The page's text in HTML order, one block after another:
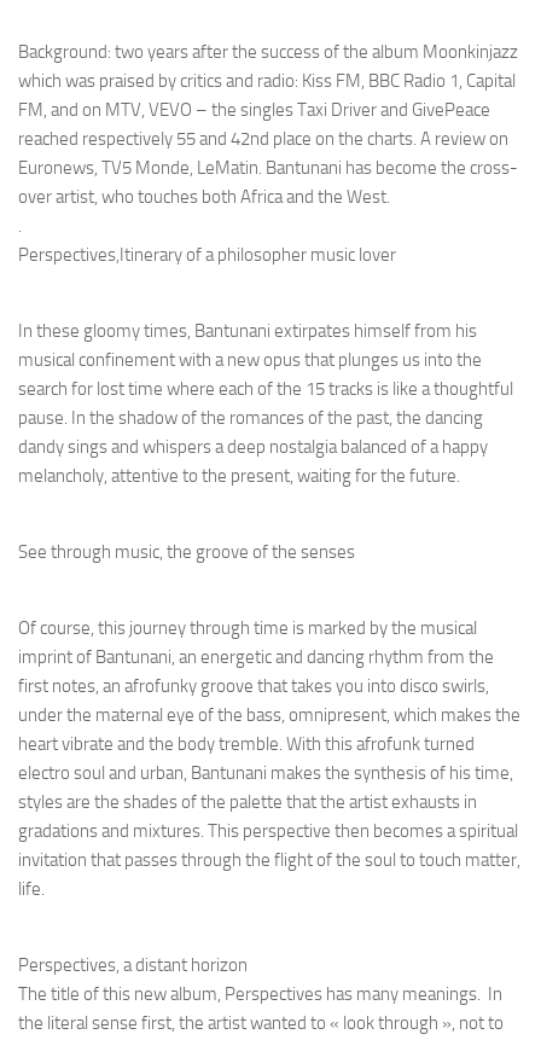
Background: two years after the success of the album Moonkinjazz
which was praised by critics and radio: Kiss FM, BBC Radio 1, Capital
FM, and on MTV, VEVO – the singles Taxi Driver and GivePeace
reached respectively 55 and 42nd place on the charts. A review on
Euronews, TV5 Monde, LeMatin. Bantunani has become the cross-
over artist, who touches both Africa and the West.
.
Perspectives,Itinerary of a philosopher music lover
In these gloomy times, Bantunani extirpates himself from his
musical confinement with a new opus that plunges us into the
search for lost time where each of the 15 tracks is like a thoughtful
pause. In the shadow of the romances of the past, the dancing
dandy sings and whispers a deep nostalgia balanced of a happy
melancholy, attentive to the present, waiting for the future.
See through music, the groove of the senses
Of course, this journey through time is marked by the musical
imprint of Bantunani, an energetic and dancing rhythm from the
first notes, an afrofunky groove that takes you into disco swirls,
under the maternal eye of the bass, omnipresent, which makes the
heart vibrate and the body tremble. With this afrofunk turned
electro soul and urban, Bantunani makes the synthesis of his time,
styles are the shades of the palette that the artist exhausts in
gradations and mixtures. This perspective then becomes a spiritual
invitation that passes through the flight of the soul to touch matter,
life.
Perspectives, a distant horizon
The title of this new album, Perspectives has many meanings. In
the literal sense first, the artist wanted to « look through », not to